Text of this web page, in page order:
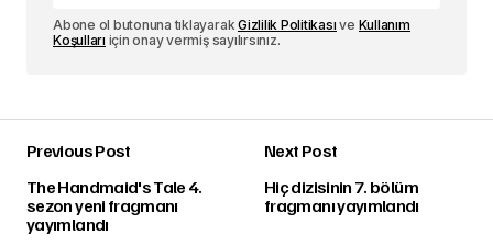
Abone ol butonuna tıklayarakGizlilik Politikası ve Kullanım
Koşulları için onay vermiş sayılırsınız.
Previous Post
The Handmaid's Tale 4.
sezon yeni fragmanı
yayımlandı
Next Post
Hiç dizisinin 7. bölüm
fragmanı yayımlandı